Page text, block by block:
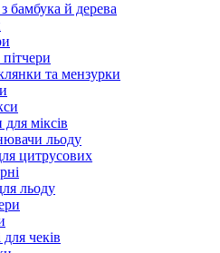
бамбука й дерева
та мензурки
міксів
льоду
цитрусових
льоду
чеків